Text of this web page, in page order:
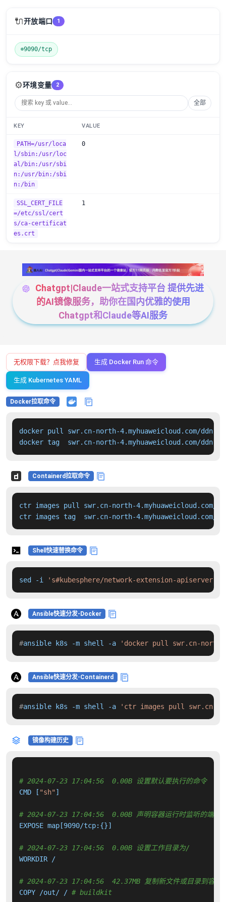
🔌开放端口 1
9090/tcp
⚙️环境变量 2
全部
KEY VALUE
PATH=/usr/loca
l/sbin:/usr/loc
al/bin:/usr/sbi
n:/usr/bin:/sbi
n:/bin
0
SSL_CERT_FILE
=/etc/ssl/cert
s/ca-certificat
es.crt
1
Chatgpt|Claude一站式支持平台 提供先进
的AI镜像服务，助你在国内优雅的使用
Chatgpt和Claude等AI服务
无权限下载？点我修复 生成 Docker Run 命令
生成 Kubernetes YAML
Docker拉取命令
docker pull swr.cn-north-4.myhuaweicloud.com/ddn-
docker tag  swr.cn-north-4.myhuaweicloud.com/
Containerd拉取命令
ctr images pull swr.cn-north-4.myhuaweicloud.com/
ctr images tag  swr.cn-north-4.myhuaweicloud.com/
Shell快速替换命令
sed -i 's#kubesphere/network-extension-
Ansible快速分发-Docker
#ansible k8s -m shell -a 'docker pull swr.cn-north-
Ansible快速分发-Containerd
#ansible k8s -m shell -a 'ctr images pull swr.cn-
镜像构建历史
# 2024-07-23 17:04:56  0.00B 设置默认要执行的命令
CMD [ "sh" ]
# 2024-07-23 17:04:56  0.00B 声明容器运行时监听的端口
EXPOSE map[9090/tcp:{}]
# 2024-07-23 17:04:56  0.00B 设置工作目录为/
WORKDIR /
# 2024-07-23 17:04:56  42.37MB 复制新文件或目录到容器
COPY /out/ / # buildkit